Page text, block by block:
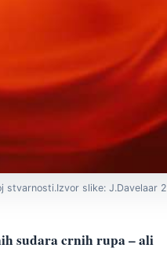
stvarnosti.Izvor slike: J.Davelaar
sudara crnih rupa – ali